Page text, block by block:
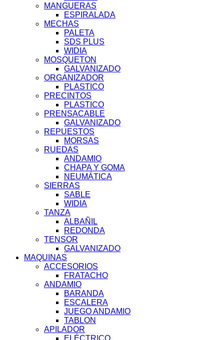
MANGUERAS
ESPIRALADA
MECHAS
PALETA
SDS PLUS
WIDIA
MOSQUETON
GALVANIZADO
ORGANIZADOR
PLASTICO
PRECINTOS
PLASTICO
PRENSACABLE
GALVANIZADO
REPUESTOS
MORSAS
RUEDAS
ANDAMIO
CHAPA Y GOMA
NEUMÁTICA
SIERRAS
SABLE
WIDIA
TANZA
ALBAÑIL
REDONDA
TENSOR
GALVANIZADO
MAQUINAS
ACCESORIOS
FRATACHO
ANDAMIO
BARANDA
ESCALERA
JUEGO ANDAMIO
TABLON
APILADOR
ELÉCTRICO